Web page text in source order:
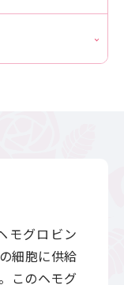
モグロビン
細胞に供給
このヘモグ